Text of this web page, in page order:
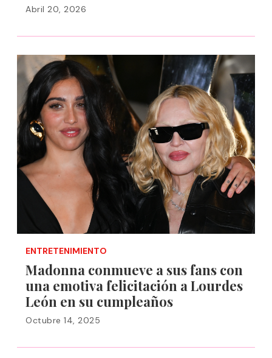
Abril 20, 2026
ENTRETENIMIENTO
Madonna conmueve a sus fans con
una emotiva felicitación a Lourdes
León en su cumpleaños
Octubre 14, 2025